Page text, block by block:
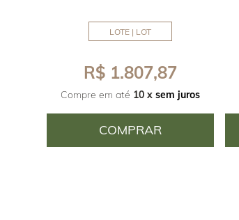
LOTE | LOT
R$ 1.807,87
Compre em até 10 x sem juros
COMPRAR